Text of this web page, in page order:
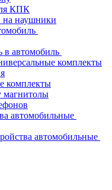
КПК
на наушники
в автомобиль
комплекты
комплекты
магнитолы
автомобильные
автомобильные